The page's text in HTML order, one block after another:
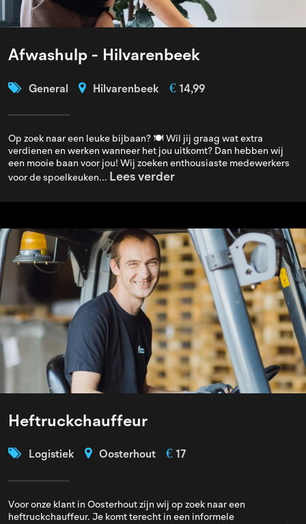
Afwashulp - Hilvarenbeek
General Hilvarenbeek € 14,99
Op zoek naar een leuke bijbaan? 🍽️ Wil jij graag wat extra
verdienen en werken wanneer het jou uitkomt? Dan hebben wij
een mooie baan voor jou! Wij zoeken enthousiaste medewerkers
voor de spoelkeuken... Lees verder
Heftruckchauffeur
Logistiek Oosterhout € 17
Voor onze klant in Oosterhout zijn wij op zoek naar een
heftruckchauffeur. Je komt terecht in een informele